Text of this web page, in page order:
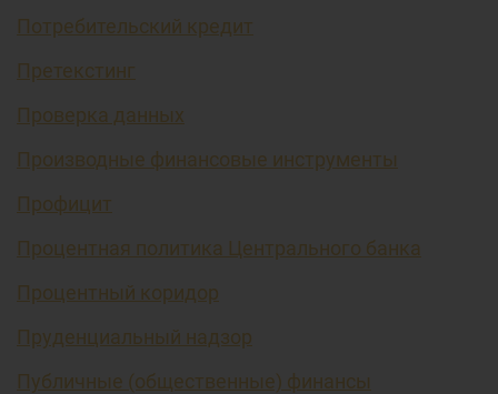
Потребительский кредит
Претекстинг
Проверка данных
Производные финансовые инструменты
Профицит
Процентная политика Центрального банка
Процентный коридор
Пруденциальный надзор
Публичные (общественные) финансы